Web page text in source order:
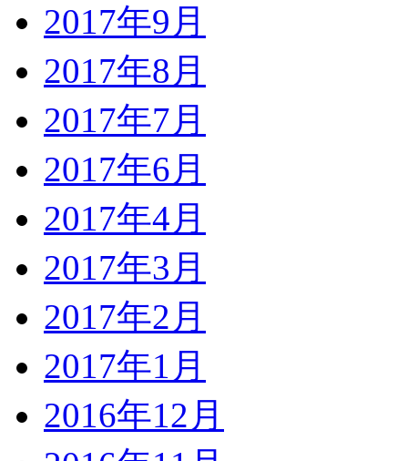
2017年9月
2017年8月
2017年7月
2017年6月
2017年4月
2017年3月
2017年2月
2017年1月
2016年12月